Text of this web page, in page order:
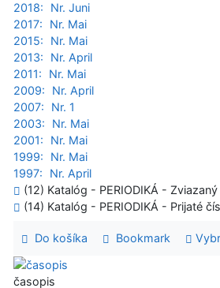
2018:
Nr. Juni
2017:
Nr. Mai
2015:
Nr. Mai
2013:
Nr. April
2011:
Nr. Mai
2009:
Nr. April
2007:
Nr. 1
2003:
Nr. Mai
2001:
Nr. Mai
1999:
Nr. Mai
1997:
Nr. April
(12) Katalóg - PERIODIKÁ -
(14) Katalóg - PERIODIKÁ - Prijaté
Do košíka Bookmark
časopis